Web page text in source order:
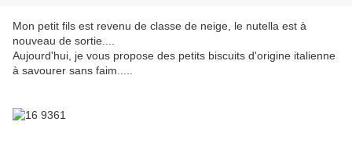
Mon petit fils est revenu de classe de neige, le nutella est à
nouveau de sortie....
Aujourd'hui, je vous propose des petits biscuits d'origine italienne
à savourer sans faim.....